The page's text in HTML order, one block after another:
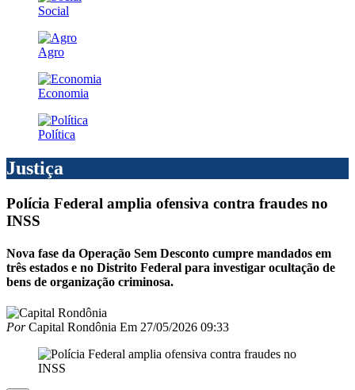
Social
Agro
Economia
Política
Justiça
Polícia Federal amplia ofensiva contra fraudes no
INSS
Nova fase da Operação Sem Desconto cumpre mandados em
três estados e no Distrito Federal para investigar ocultação de
bens de organização criminosa.
PorCapital Rondônia Em 27/05/2026 09:33